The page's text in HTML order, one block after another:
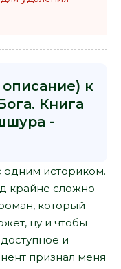
к
Книга
-
историком.
крайне сложно
который
ну и чтобы
и
признал меня